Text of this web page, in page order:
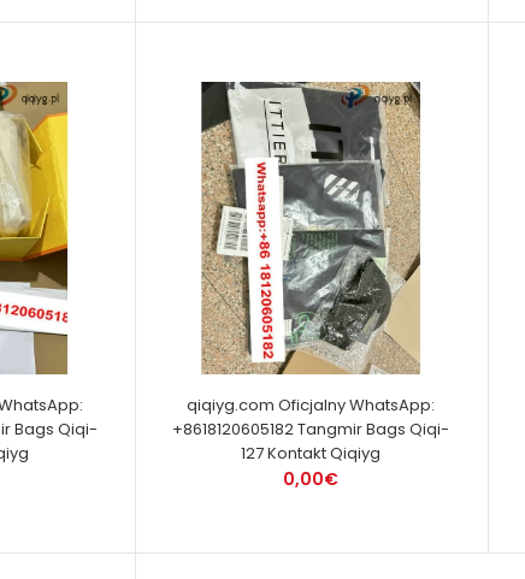
Bags Qiqi-
qiqiyg.com Oficjalny WhatsApp:
+8618120605182 Tangmir Bags Qiqi-
127 Kontakt Qiqiyg
0,00€